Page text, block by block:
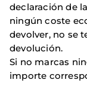
declaración de
ningún coste
devolver, no se
devolución.
Si no marcas
importe